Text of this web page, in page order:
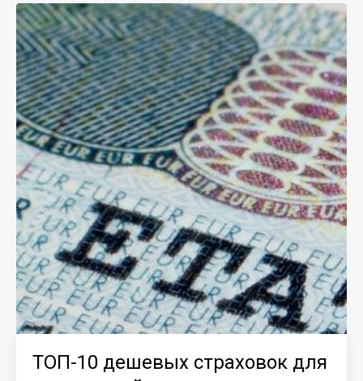
ТОП-10 дешевых страховок для